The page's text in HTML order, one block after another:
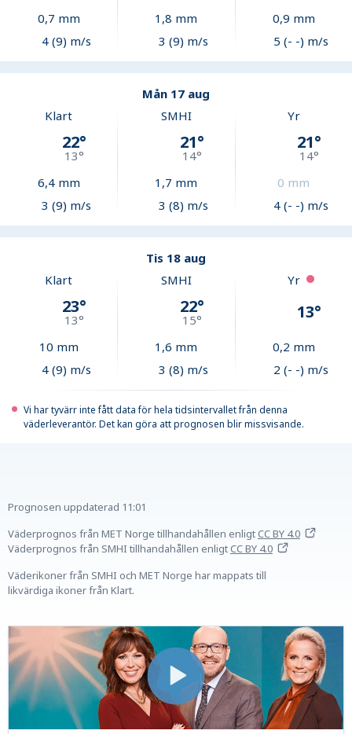
0,7 mm
4 (9) m/s
1,8 mm
3 (9) m/s
0,9 mm
5 (- -) m/s
Mån 17 aug
Klart
22°
13°
6,4mm
3 (9) m/s
SMHI
21°
14°
1,7 mm
3 (8) m/s
Yr
21°
14°
0 mm
4 (- -) m/s
Tis 18 aug
Klart
23°
13°
10 mm
4 (9) m/s
SMHI
22°
15°
1,6 mm
3 (8) m/s
Yr
13°
0,2 mm
2 (- -) m/s
Vi har tyvärr inte fått data för hela tidsintervallet från denna
väderleverantör. Det kan göra att prognosen blir missvisande.
Prognosen uppdaterad 11:01
Väderprognos från MET Norge tillhandahållen enligtCC BY 4.0
Väderprognos från SMHI tillhandahållen enligtCC BY 4.0
Väderikoner från SMHI och MET Norge har mappats till
likvärdiga ikoner från Klart.